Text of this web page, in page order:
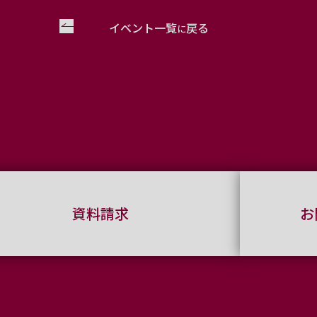
イベント一覧に戻る
資料請求